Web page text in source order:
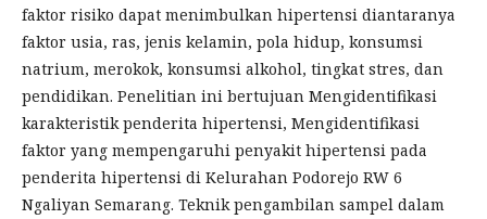
faktor risiko dapat menimbulkan hipertensi diantaranya
faktor usia, ras, jenis kelamin, pola hidup, konsumsi
natrium, merokok, konsumsi alkohol, tingkat stres, dan
pendidikan. Penelitian ini bertujuan Mengidentifikasi
karakteristik penderita hipertensi, Mengidentifikasi
faktor yang mempengaruhi penyakit hipertensi pada
penderita hipertensi di Kelurahan Podorejo RW 6
Ngaliyan Semarang. Teknik pengambilan sampel dalam